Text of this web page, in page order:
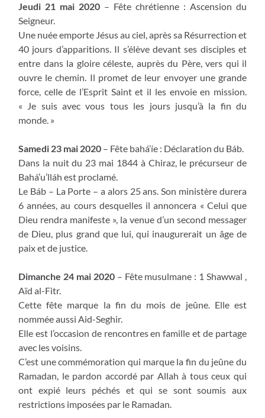
Jeudi 21 mai 2020 – Fête chrétienne : Ascension du
Seigneur.
Une nuée emporte Jésus au ciel, après sa Résurrection et
40 jours d’apparitions. Il s’élève devant ses disciples et
entre dans la gloire céleste, auprès du Père, vers qui il
ouvre le chemin. Il promet de leur envoyer une grande
force, celle de l’Esprit Saint et il les envoie en mission.
« Je suis avec vous tous les jours jusqu’à la fin du
monde. »
Samedi 23 mai 2020 – Fête bahá’íe : Déclaration du Báb.
Dans la nuit du 23 mai 1844 à Chiraz, le précurseur de
Bahá’u’lláh est proclamé.
Le Báb – La Porte – a alors 25 ans. Son ministère durera
6 années, au cours desquelles il annoncera « Celui que
Dieu rendra manifeste », la venue d’un second messager
de Dieu, plus grand que lui, qui inaugurerait un âge de
paix et de justice.
Dimanche 24 mai 2020– Fête musulmane : 1 Shawwal ,
Aïd al-Fitr.
Cette fête marque la fin du mois de jeûne. Elle est
nommée aussi Aid-Seghir.
Elle est l’occasion de rencontres en famille et de partage
avec les voisins.
C’est une commémoration qui marque la fin du jeûne du
Ramadan, le pardon accordé par Allah à tous ceux qui
ont expié leurs péchés et qui se sont soumis aux
restrictions imposées par le Ramadan.